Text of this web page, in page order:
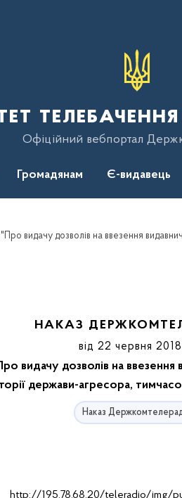
Офіційний вебпортал
Громадянам Є-видавець
НАКАЗ
від 22 червня
видачу дозволів на
держави-агресора,
Наказ